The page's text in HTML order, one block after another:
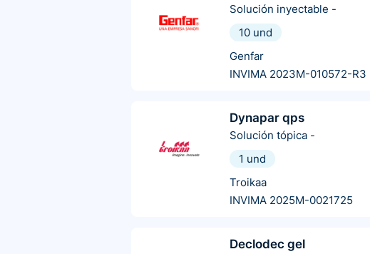
Solución inyectable -
10 und
Genfar
INVIMA 2023M-010572-R3
Dynapar qps
Solución tópica -
1 und
Troikaa
INVIMA 2025M-0021725
Declodec gel